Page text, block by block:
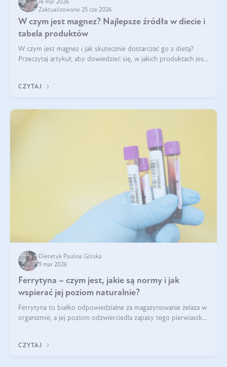
16 mar 2026
Zaktualizowano 25 cze 2026
W czym jest magnez? Najlepsze źródła w diecie i
tabela produktów
W czym jest magnez i jak skutecznie dostarczać go z dietą?
Przeczytaj artykuł, aby dowiedzieć się, w jakich produktach jest
CZYTAJ
Dietetyk Paulina Górska
9 mar 2026
Ferrytyna – czym jest, jakie są normy i jak
wspierać jej poziom naturalnie?
Ferrytyna to białko odpowiedzialne za magazynowanie żelaza w
organizmie, a jej poziom odzwierciedla zapasy tego pierwiastka.
funkcjonowanie (
CZYTAJ